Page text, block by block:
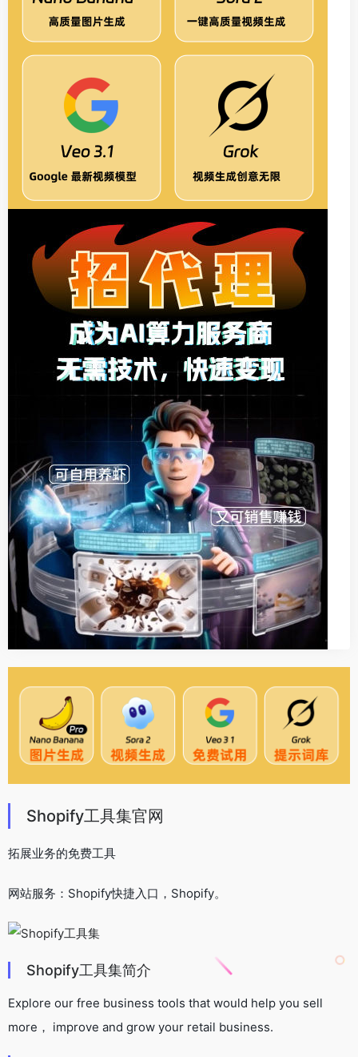
Shopify工具集官网
拓展业务的免费工具
网站服务：Shopify快捷入口，Shopify。
Shopify工具集简介
Explore our free business tools that would help you sell
more， improve and grow your retail business.